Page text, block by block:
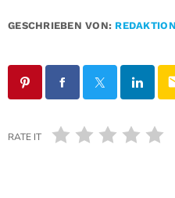
GESCHRIEBEN VON: REDAKTION
RATE IT